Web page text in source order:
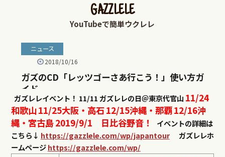
ガズレレイベント！ 11/11 ガズレレの日＠東京代官山 11/24
和歌山11/25大阪・高石12/15沖縄・那覇12/16沖
縄・宮古島2019/9/1 日比谷野音！
イベントの詳細は
こちら↓ https://gazzlele.com/wp/japantour
ガズレレホ
ームページhttps://gazzlele.com/wp/